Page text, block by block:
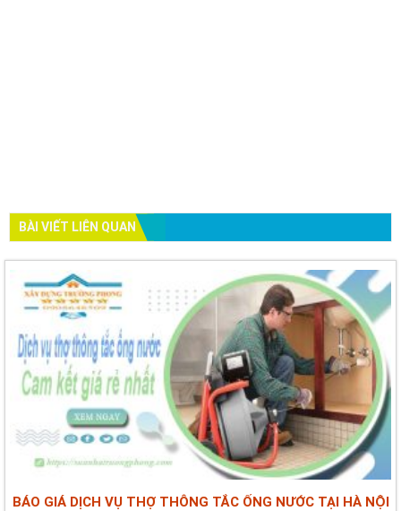
BÀI VIẾT LIÊN QUAN
BÁO GIÁ DỊCH VỤ THỢ THÔNG TẮC ỐNG NƯỚC TẠI HÀ NỘI